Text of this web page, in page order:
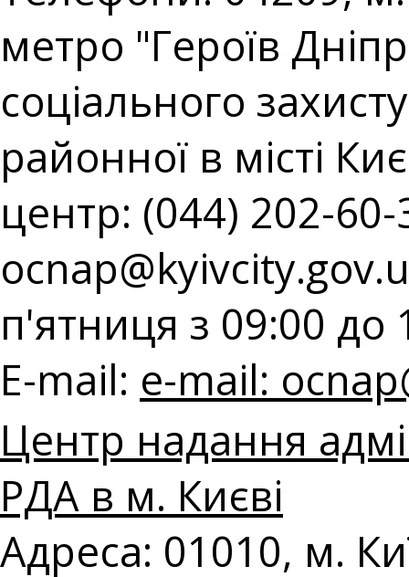
метро "Героїв
соціального
районної в місті
центр: (044) 202-
п'ятниця з 09:00 до
E-mail: e-mail:
Центр надання
РДА в м. Києві
Адреса: 01010, м.